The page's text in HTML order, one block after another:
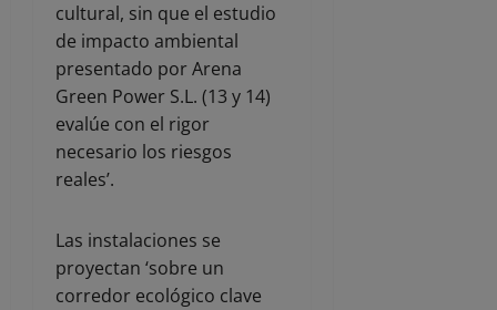
cultural, sin que el estudio
de impacto ambiental
presentado por Arena
Green Power S.L. (13 y 14)
evalúe con el rigor
necesario los riesgos
reales’.
Las instalaciones se
proyectan ‘sobre un
corredor ecológico clave